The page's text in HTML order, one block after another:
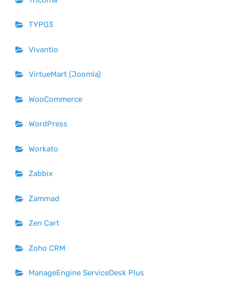
TYPO3
Vivantio
VirtueMart (Joomla)
WooCommerce
WordPress
Workato
Zabbix
Zammad
Zen Cart
Zoho CRM
ManageEngine ServiceDesk Plus